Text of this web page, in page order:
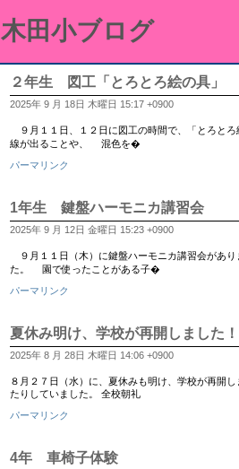
木田小ブログ
２年生 図工「とろとろ絵の具」
2025年 9 月 18日 木曜日 15:17 +0900
９月１１日、１２日に図工の時間で、「とろと
線が出ることや、 混色を�
パーマリンク
1年生 鍵盤ハーモニカ講習会
2025年 9 月 12日 金曜日 15:23 +0900
９月１１日（木）に鍵盤ハーモニカ講習会があ
た。 園で使ったことがある子�
パーマリンク
夏休み明け、学校が再開しました！
2025年 8 月 28日 木曜日 14:06 +0900
８月２７日（水）に、夏休みも明け、学校が再開
たりしていました。 全校朝礼
パーマリンク
4年 車椅子体験